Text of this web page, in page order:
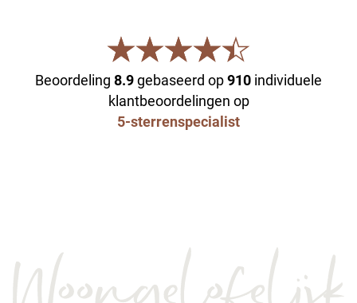
Beoordeling 8.9gebaseerd op910 individuele
klantbeoordelingen op
5-sterrenspecialist